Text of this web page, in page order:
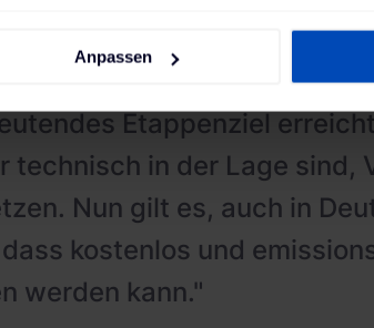
Anpassen
neue als auch
Mit dem Launch in
Etappenziel
technisch in der Lage sind,
Nun gilt es, auch in
kostenlos und
werden kann."